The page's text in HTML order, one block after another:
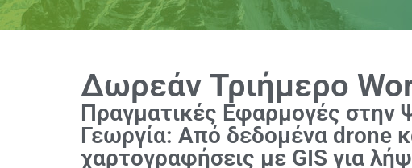
Δωρεάν Τριήμερο
Πραγματικές Εφαρμογές στην
Γεωργία: Από δεδομένα drone
χαρτογραφήσεις με GIS για